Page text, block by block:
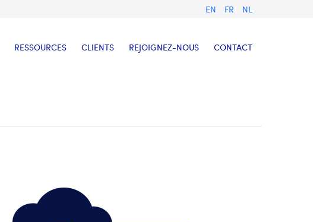
EN FR NL
RESSOURCES CLIENTS REJOIGNEZ-NOUS CONTACT